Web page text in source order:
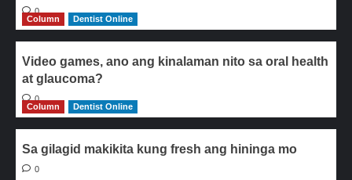
0
Column
Dentist Online
Video games, ano ang kinalaman nito sa oral health
at glaucoma?
0
Column
Dentist Online
Sa gilagid makikita kung fresh ang hininga mo
0